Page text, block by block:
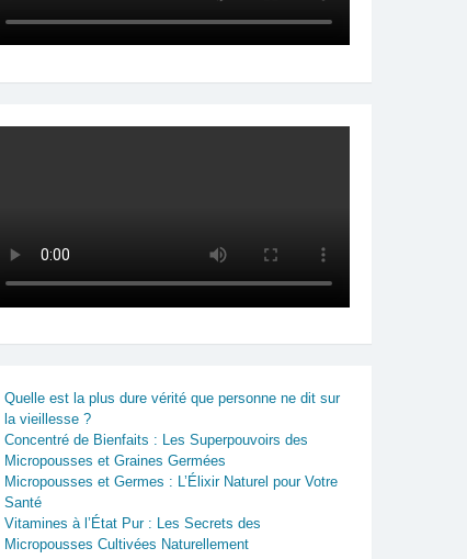
Quelle est la plus dure vérité que personne ne dit sur
la vieillesse ?
Concentré de Bienfaits : Les Superpouvoirs des
Micropousses et Graines Germées
Micropousses et Germes : L’Élixir Naturel pour Votre
Santé
Vitamines à l’État Pur : Les Secrets des
Micropousses Cultivées Naturellement